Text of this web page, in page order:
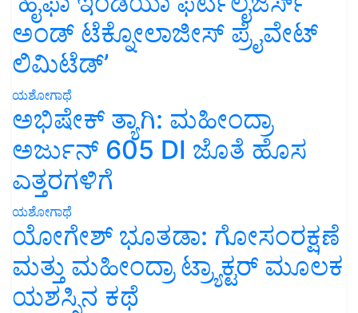
ಅಂಡ್ ಟೆಕ್ನೋಲಾಜೀಸ್ ಪ್ರೈವೇಟ್
ಲಿಮಿಟೆಡ್’
ಯಶೋಗಾಥೆ
ಅಭಿಷೇಕ್ ತ್ಯಾಗಿ: ಮಹೀಂದ್ರಾ
ಅರ್ಜುನ್ 605 DI ಜೊತೆ ಹೊಸ
ಎತ್ತರಗಳಿಗೆ
ಯಶೋಗಾಥೆ
ಯೋಗೇಶ್ ಭೂತಡಾ: ಗೋಸಂರಕ್ಷಣೆ
ಮತ್ತು ಮಹೀಂದ್ರಾ ಟ್ರ್ಯಾಕ್ಟರ್ ಮೂಲಕ
ಯಶಸ್ಸಿನ ಕಥೆ